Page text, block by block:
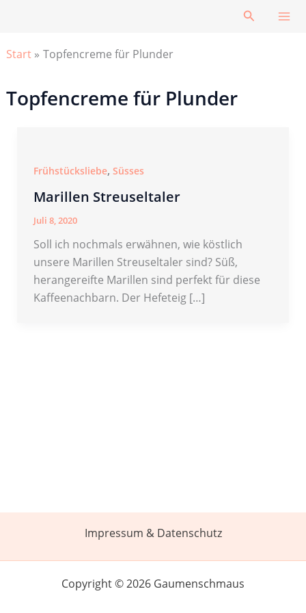
Suchen
Start Topfencreme für Plunder
Topfencreme für Plunder
Frühstücksliebe, Süsses
Marillen Streuseltaler
Juli 8, 2020
Soll ich nochmals erwähnen, wie köstlich
unsere Marillen Streuseltaler sind? Süß,
herangereifte Marillen sind perfekt für diese
Kaffeenachbarn. Der Hefeteig […]
Impressum & Datenschutz
Copyright © 2026 Gaumenschmaus